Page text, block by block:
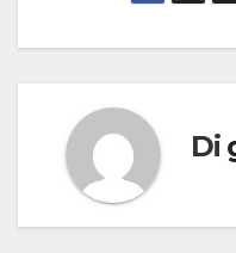
Di